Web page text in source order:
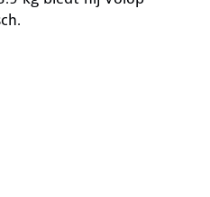
een TSA*-slot. Je
toe te brengen. En die
graden, zodat je soepel
stations beweegt.